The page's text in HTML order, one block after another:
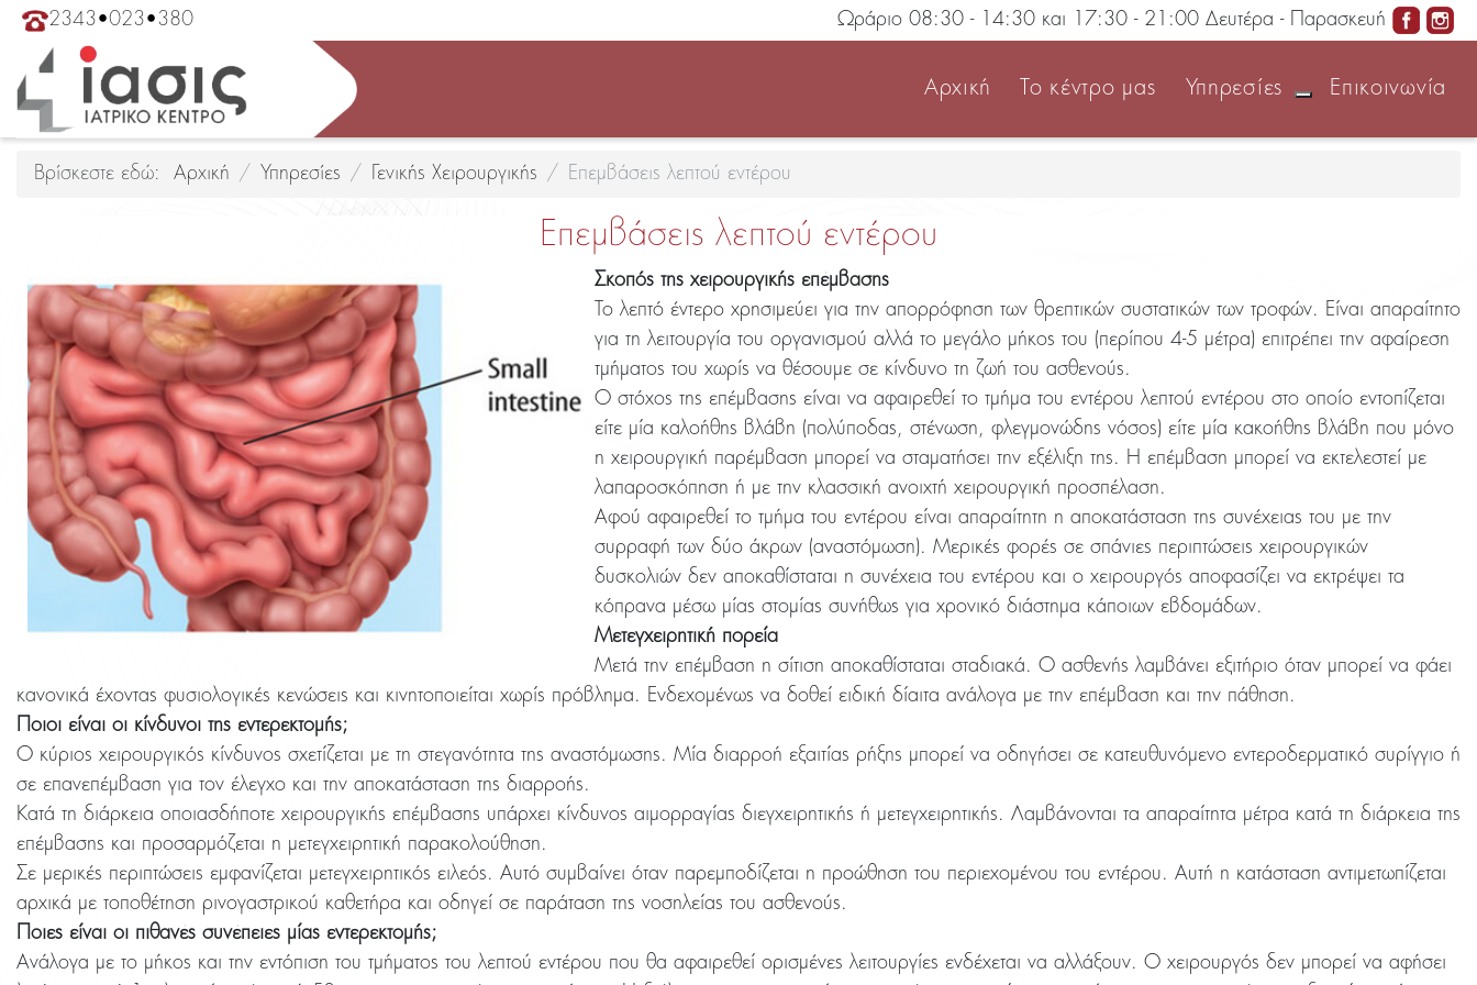
2343•023•380 Ωράριο 08:30 - 14:30 και 17:30 - 21:00 Δευτέρα - Παρασκευή
Αρχική Το κέντρο μας Υπηρεσίες Επικοινωνία
Βρίσκεστε εδώ: Αρχική Υπηρεσίες Γενικής Χειρουργικής Επεμβάσεις λεπτού εντέρου
Επεμβάσεις λεπτού εντέρου
Σκοπός της χειρουργικής επέμβασης
Το λεπτό έντερο χρησιμεύει για την απορρόφηση των θρεπτικών συστατικών των τροφών. Είναι απαραίτητο
για τη λειτουργία του οργανισμού αλλά το μεγάλο μήκος του (περίπου 4-5 μέτρα) επιτρέπει την αφαίρεση
τμήματος του χωρίς να θέσουμε σε κίνδυνο τη ζωή του ασθενούς.
Ο στόχος της επέμβασης είναι να αφαιρεθεί το τμήμα του εντέρου λεπτού εντέρου στο οποίο εντοπίζεται
είτε μία καλοήθης βλάβη (πολύποδας, στένωση, φλεγμονώδης νόσος) είτε μία κακοήθης βλάβη που μόνο
η χειρουργική παρέμβαση μπορεί να σταματήσει την εξέλιξη της. Η επέμβαση μπορεί να εκτελεστεί με
λαπαροσκόπηση ή με την κλασσική ανοιχτή χειρουργική προσπέλαση.
Αφού αφαιρεθεί το τμήμα του εντέρου είναι απαραίτητη η αποκατάσταση της συνέχειας του με την
συρραφή των δύο άκρων (αναστόμωση). Μερικές φορές σε σπάνιες περιπτώσεις χειρουργικών
δυσκολιών δεν αποκαθίσταται η συνέχεια του εντέρου και ο χειρουργός αποφασίζει να εκτρέψει τα
κόπρανα μέσω μίας στομίας συνήθως για χρονικό διάστημα κάποιων εβδομάδων.
Μετεγχειρητική πορεία
Μετά την επέμβαση η σίτιση αποκαθίσταται σταδιακά. Ο ασθενής λαμβάνει εξιτήριο όταν μπορεί να φάει
κανονικά έχοντας φυσιολογικές κενώσεις και κινητοποιείται χωρίς πρόβλημα. Ενδεχομένως να δοθεί ειδική δίαιτα ανάλογα με την επέμβαση και την πάθηση.
Ποιοι είναι οι κίνδυνοι της εντερεκτομής;
Ο κύριος χειρουργικός κίνδυνος σχετίζεται με τη στεγανότητα της αναστόμωσης. Μία διαρροή εξαιτίας ρήξης μπορεί να οδηγήσει σε κατευθυνόμενο εντεροδερματικό συρίγγιο ή
σε επανεπέμβαση για τον έλεγχο και την αποκατάσταση της διαρροής.
Κατά τη διάρκεια οποιασδήποτε χειρουργικής επέμβασης υπάρχει κίνδυνος αιμορραγίας διεγχειρητικής ή μετεγχειρητικής. Λαμβάνονται τα απαραίτητα μέτρα κατά τη διάρκεια της
επέμβασης και προσαρμόζεται η μετεγχειρητική παρακολούθηση.
Σε μερικές περιπτώσεις εμφανίζεται μετεγχειρητικός ειλεός. Αυτό συμβαίνει όταν παρεμποδίζεται η προώθηση του περιεχομένου του εντέρου. Αυτή η κατάσταση αντιμετωπίζεται
αρχικά με τοποθέτηση ρινογαστρικού καθετήρα και οδηγεί σε παράταση της νοσηλείας του ασθενούς.
Ποιες είναι οι πιθανές συνέπειες μίας εντερεκτομής;
Ανάλογα με το μήκος και την εντόπιση του τμήματος του λεπτού εντέρου που θα αφαιρεθεί ορισμένες λειτουργίες ενδέχεται να αλλάξουν. Ο χειρουργός δεν μπορεί να αφήσει